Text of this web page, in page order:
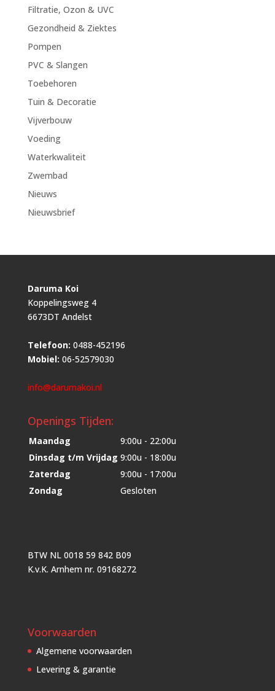
Filtratie, Ozon & UVC
Gezondheid & Ziektes
Pompen
PVC & Slangen
Toebehoren
Tuin & Decoratie
Vijverbouw
Voeding
Waterkwaliteit
Zwembad
Nieuws
Nieuwsbrief
Daruma Koi
Koppelingsweg 4
6673DT Andelst
Telefoon: 0488-452196
Mobiel: 06-52579030
info@darumakoi.nl
Openings Tijden:
Maandag
9:00u - 22:00u
Dinsdag t/m Vrijdag 9:00u - 18:00u
Zaterdag
9:00u - 17:00u
Zondag
Gesloten
BTW NL 0018 59 842 B09
K.v.K. Arnhem nr. 09168272
Voorwaarden
Algemene voorwaarden
Levering & garantie